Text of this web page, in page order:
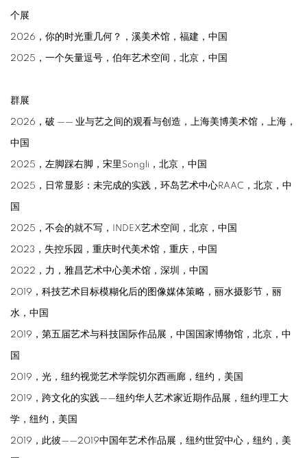
个展
2026，你的时光重几何？，溪美术馆，福建，中国
2025，一个矢量逗号，伯年艺术空间，北京，中国
群展
2026，破 —— 业与艺之间的观看与创造，上海美博美术馆，上海，
中国
2025，左脚踩右脚，宋里Songli，北京，中国
2025，日常显影：未完成的实践，环岛艺术中心RAAC，北京，中
国
2025，不会的就不写，INDEX艺术空间，北京，中国
2023，失控乐园，重庆时代美术馆，重庆，中国
2022，力，雅昌艺术中心美术馆，深圳，中国
2019，科技艺术目标模糊化后的图像媒体策略，丽水摄影节，丽
水，中国
2019，第五届艺术与科技国际作品展，中国国家博物馆，北京，中
国
2019，光，纽约视觉艺术学院切尔西画廊，纽约，美国
2019，跨文化的实践——纽约华人艺术家近期作品展，纽约理工大
学，纽约，美国
2019，此彼——2019中国年艺术作品展，纽约世贸中心，纽约，美